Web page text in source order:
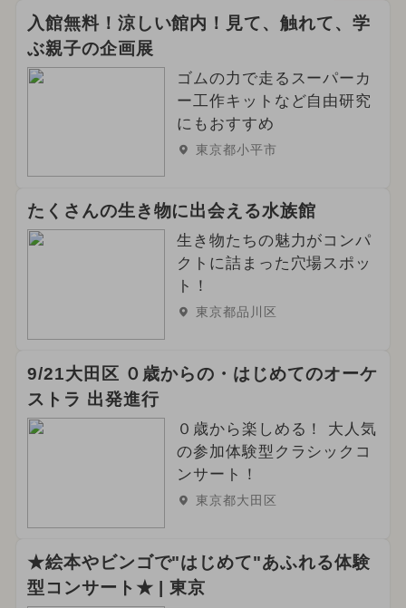
入館無料！涼しい館内！見て、触れて、学
ぶ親子の企画展
ゴムの力で走るスーパーカ
ー工作キットなど自由研究
にもおすすめ
東京都小平市
たくさんの生き物に出会える水族館
生き物たちの魅力がコンパ
クトに詰まった穴場スポッ
ト！
東京都品川区
9/21大田区 ０歳からの・はじめてのオーケ
ストラ 出発進行
０歳から楽しめる！ 大人気
の参加体験型クラシックコ
ンサート！
東京都大田区
★絵本やビンゴで"はじめて"あふれる体験
型コンサート★ | 東京